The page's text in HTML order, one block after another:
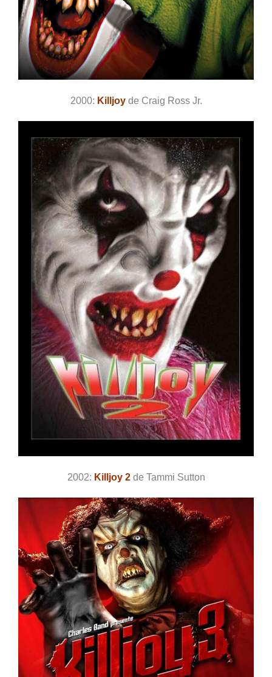
2000: Killjoyde Craig Ross Jr.
2002: Killjoy 2de Tammi Sutton